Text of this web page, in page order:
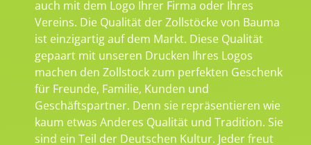
auch mit dem Logo Ihrer Firma oder Ihres
Vereins. Die Qualität der Zollstöcke von Bauma
ist einzigartig auf dem Markt. Diese Qualität
gepaart mit unseren Drucken Ihres Logos
machen den Zollstock zum perfekten Geschenk
für Freunde, Familie, Kunden und
Geschäftspartner. Denn sie repräsentieren wie
kaum etwas Anderes Qualität und Tradition. Sie
sind ein Teil der Deutschen Kultur. Jeder freut